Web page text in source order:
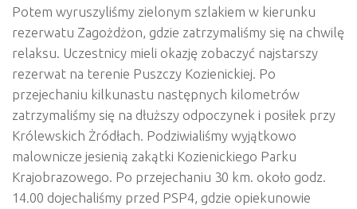
Potem wyruszyliśmy zielonym szlakiem w kierunku
rezerwatu Zagożdżon, gdzie zatrzymaliśmy się na chwilę
relaksu. Uczestnicy mieli okazję zobaczyć najstarszy
rezerwat na terenie Puszczy Kozienickiej. Po
przejechaniu kilkunastu następnych kilometrów
zatrzymaliśmy się na dłuższy odpoczynek i posiłek przy
Królewskich Żródłach. Podziwialiśmy wyjątkowo
malownicze jesienią zakątki Kozienickiego Parku
Krajobrazowego. Po przejechaniu 30 km. około godz.
14.00 dojechaliśmy przed PSP4, gdzie opiekunowie